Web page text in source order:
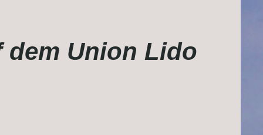
dem Union Lido